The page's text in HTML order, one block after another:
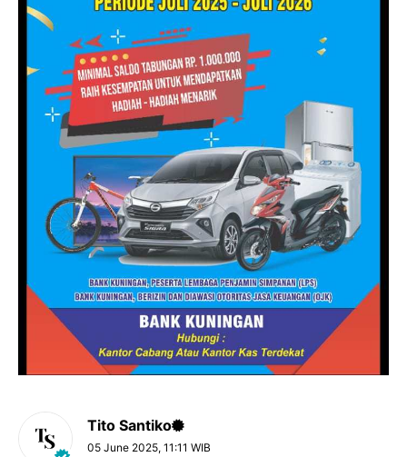
Tito Santiko
05 June 2025, 11:11 WIB